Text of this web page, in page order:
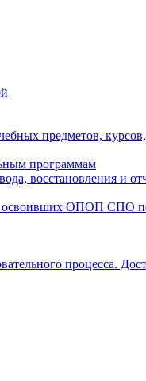
предметов,
программам
восстановления и
освоивших ОПОП СПО
процесса.